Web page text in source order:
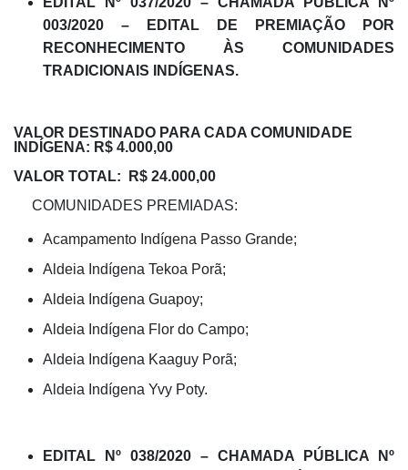
003/2020 – EDITAL DE PREMIAÇÃO POR
RECONHECIMENTO ÀS COMUNIDADES
TRADICIONAIS INDÍGENAS.
VALOR DESTINADO PARA CADA COMUNIDADE
INDÍGENA: R$ 4.000,00
VALOR TOTAL: R$ 24.000,00
COMUNIDADES PREMIADAS:
Acampamento Indígena Passo Grande;
Aldeia Indígena Tekoa Porã;
Aldeia Indígena Guapoy;
Aldeia Indígena Flor do Campo;
Aldeia Indígena Kaaguy Porã;
Aldeia Indígena Yvy Poty.
EDITAL Nº 038/2020 – CHAMADA PÚBLICA Nº